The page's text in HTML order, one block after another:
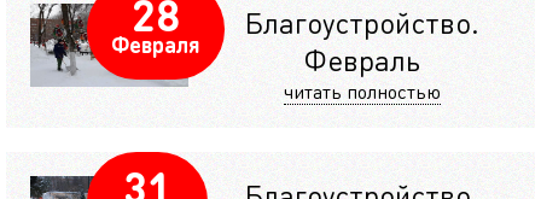
28
Февраля
Благоустройство.
Февраль
читать полностью
31